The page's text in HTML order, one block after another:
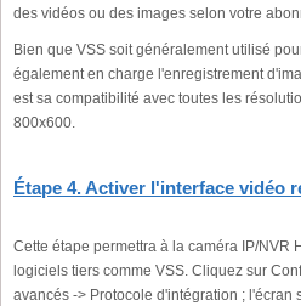
des vidéos ou des images selon votre
Bien que VSS soit généralement utilisé
également en charge l'enregistrement
est sa compatibilité avec toutes les
800x600.
Étape 4. Activer l'interface vidéo
Cette étape permettra à la caméra IP/NVR
logiciels tiers comme VSS. Cliquez sur
avancés -> Protocole d'intégration ; l'écran